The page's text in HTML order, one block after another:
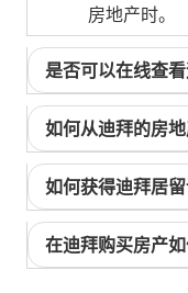
房地产时。
是否可以在线查看
如何从迪拜的房
如何获得迪拜居留
在迪拜购买房产如